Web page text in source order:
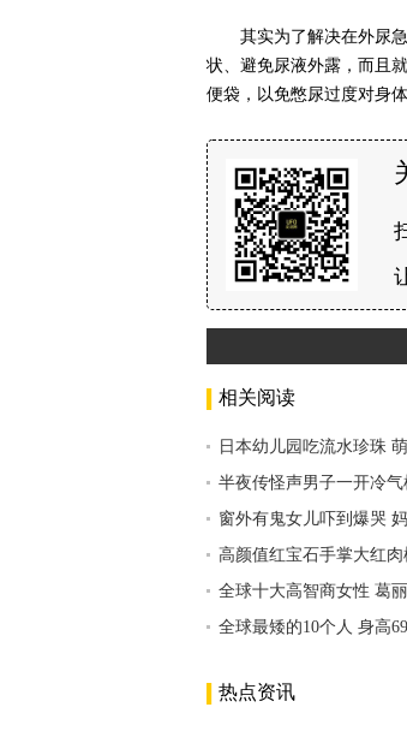
其实为了解决在外尿
状、避免尿液外露，而且
便袋，以免憋尿过度对身体
相关阅读
日本幼儿园吃流水珍珠
半夜传怪声男子一开冷
窗外有鬼女儿吓到爆哭
高颜值红宝石手掌大红
全球十大高智商女性 葛
全球最矮的10个人 身高
热点资讯